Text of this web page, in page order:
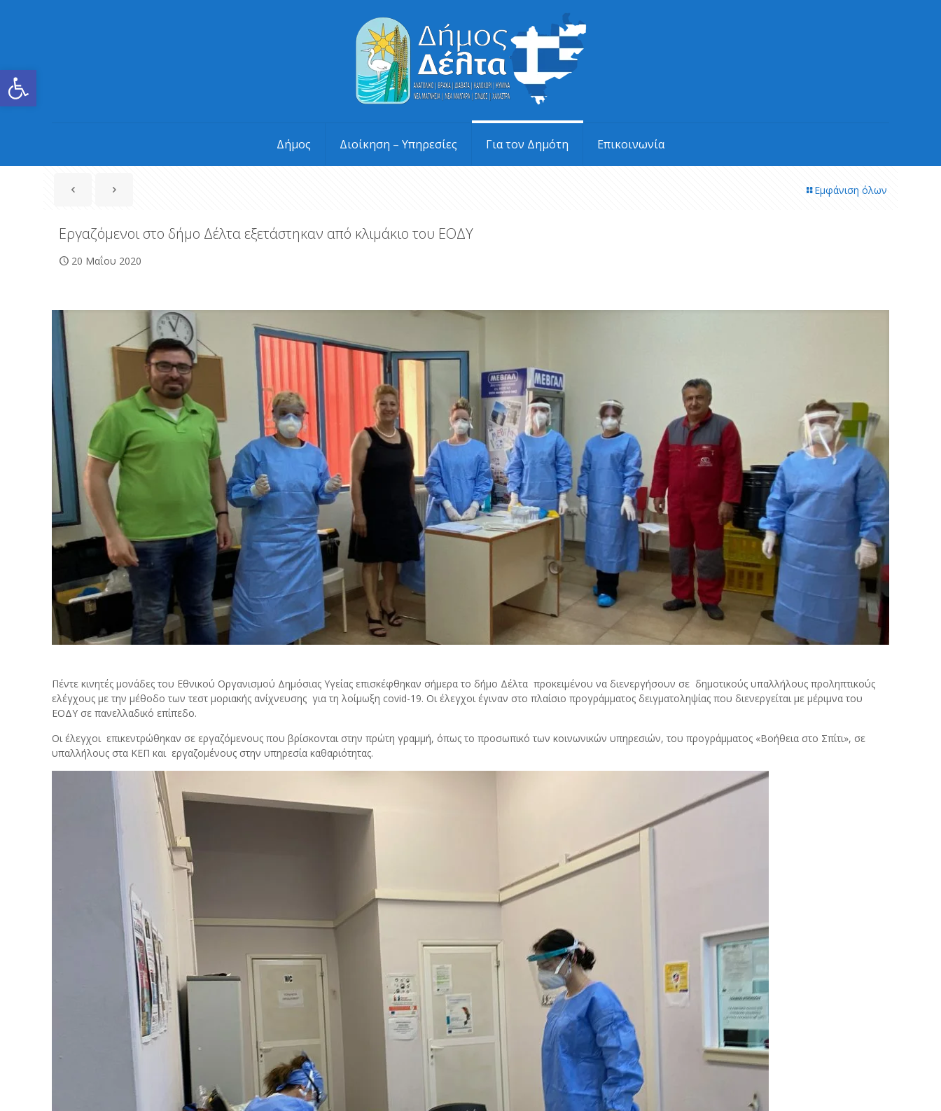
Ανοίξτε τη γραμμή εργαλείων
Δήμος Διοίκηση – Υπηρεσίες Για τον Δημότη Επικοινωνία
Εμφάνιση όλων
Εργαζόμενοι στο δήμο Δέλτα εξετάστηκαν από κλιμάκιο του ΕΟΔΥ
20 Μαΐου 2020
Πέντε κινητές μονάδες του Εθνικού Οργανισμού Δημόσιας Υγείας επισκέφθηκαν σήμερα το δήμο Δέλτα προκειμένου να διενεργήσουν σε δημοτικούς υπαλλήλους προληπτικούς
ελέγχους με την μέθοδο των τεστ μοριακής ανίχνευσης για τη λοίμωξη covid-19. Οι έλεγχοι έγιναν στο πλαίσιο προγράμματος δειγματοληψίας που διενεργείται με μέριμνα του
ΕΟΔΥ σε πανελλαδικό επίπεδο.
Οι έλεγχοι επικεντρώθηκαν σε εργαζόμενους που βρίσκονται στην πρώτη γραμμή, όπως το προσωπικό των κοινωνικών υπηρεσιών, του προγράμματος «Βοήθεια στο Σπίτι», σε
υπαλλήλους στα ΚΕΠ και εργαζομένους στην υπηρεσία καθαριότητας.